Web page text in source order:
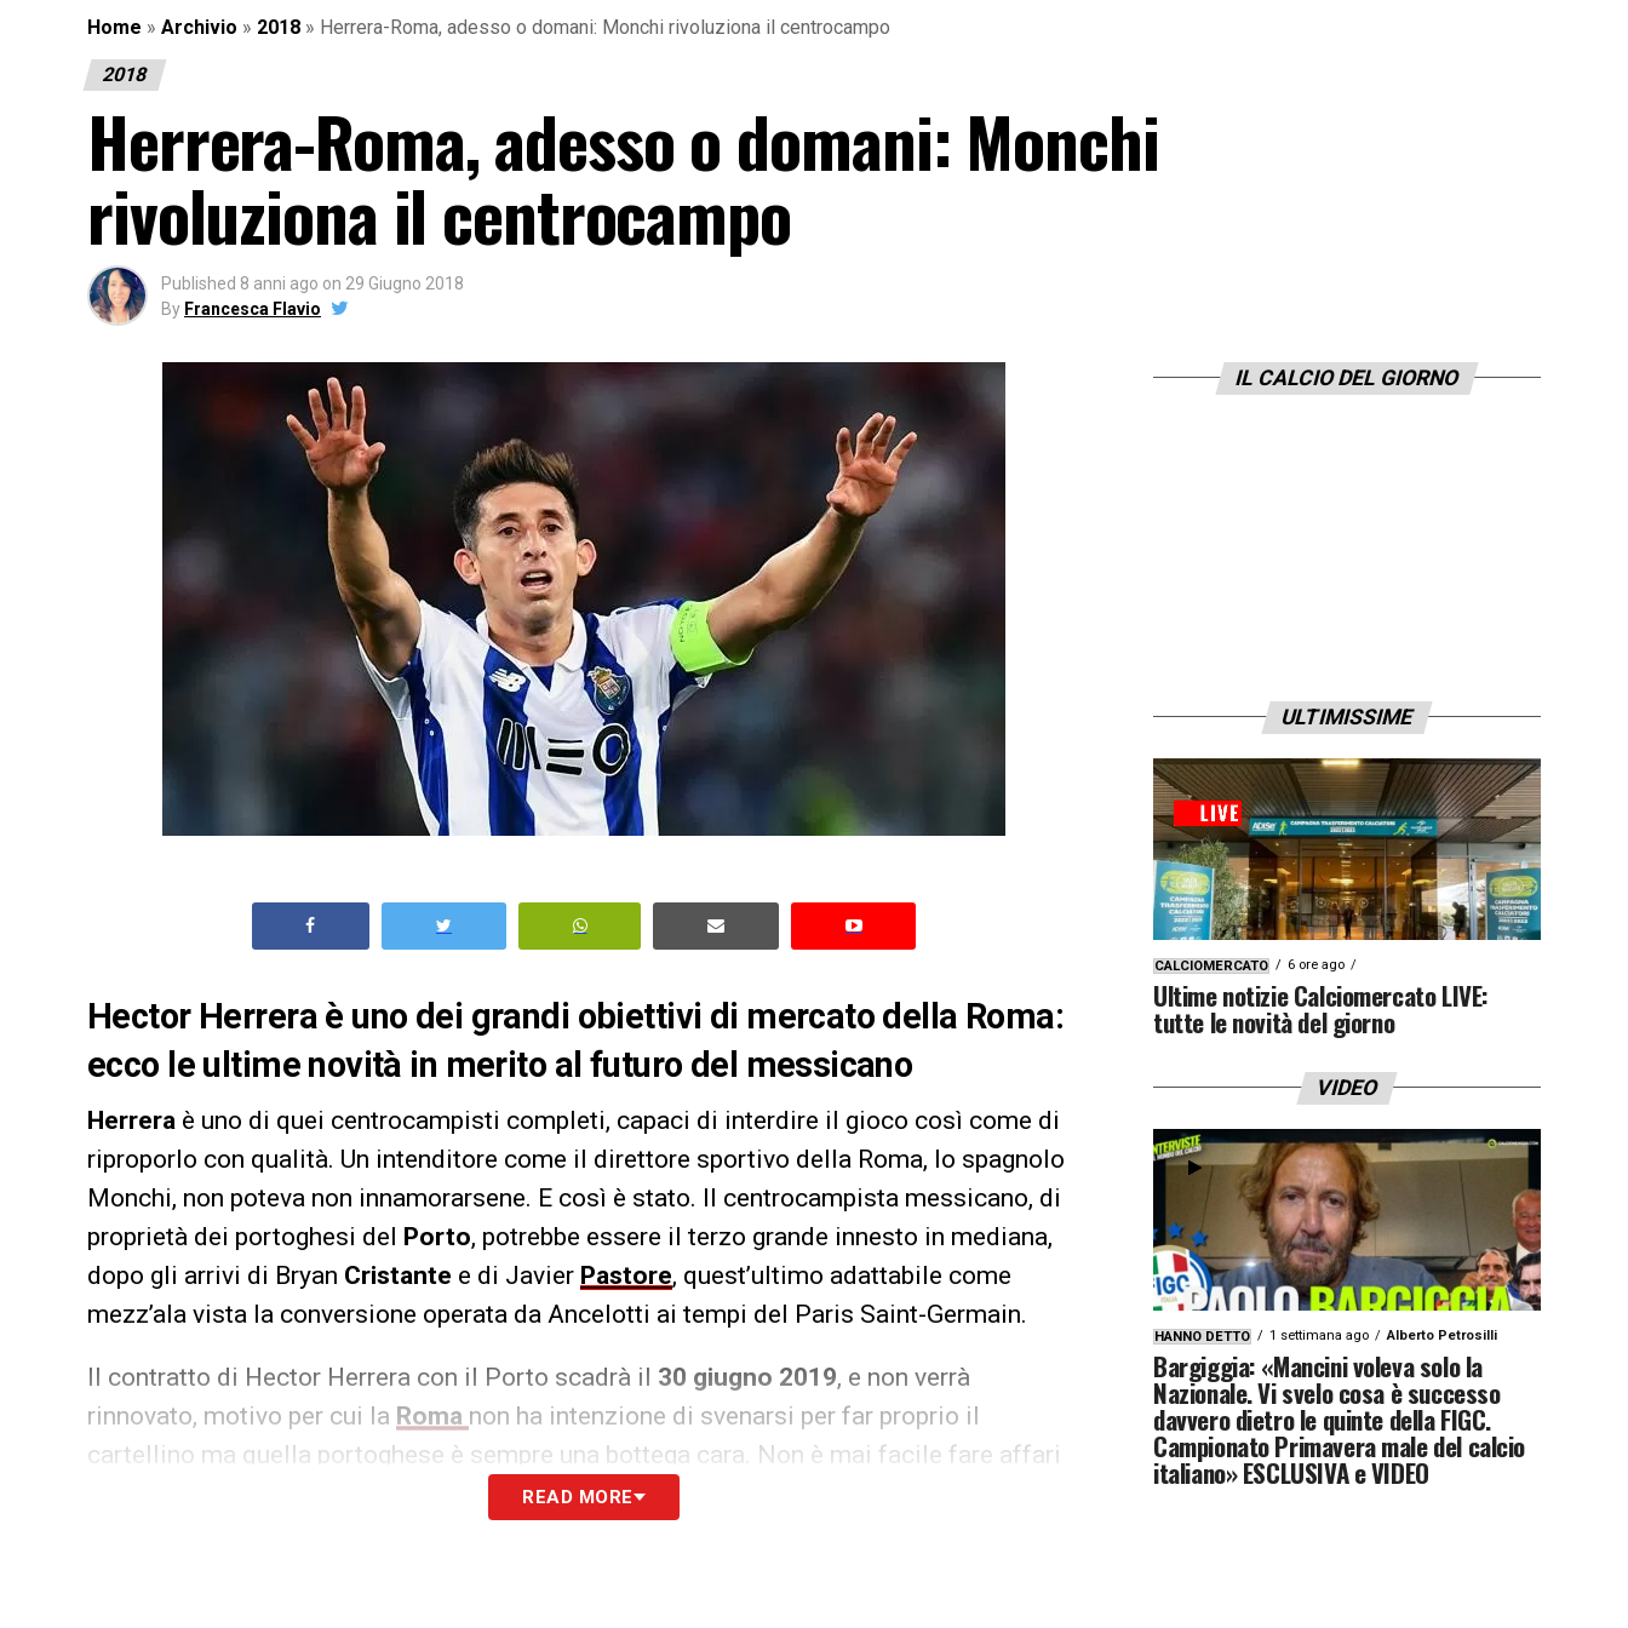
Home » Archivio » 2018 » Herrera-Roma, adesso o domani: Monchi rivoluziona il centrocampo
2018
Herrera-Roma, adesso o domani: Monchi
rivoluziona il centrocampo
Published 8 anni ago on 29 Giugno 2018
By Francesca Flavio
Hector Herrera è uno dei grandi obiettivi di mercato della Roma:
ecco le ultime novità in merito al futuro del messicano
Herrera è uno di quei centrocampisti completi, capaci di interdire il gioco così come di
riproporlo con qualità. Un intenditore come il direttore sportivo della Roma, lo spagnolo
Monchi, non poteva non innamorarsene. E così è stato. Il centrocampista messicano, di
proprietà dei portoghesi del Porto, potrebbe essere il terzo grande innesto in mediana,
dopo gli arrivi di Bryan Cristante e di Javier Pastore, quest’ultimo adattabile come
mezz’ala vista la conversione operata da Ancelotti ai tempi del Paris Saint-Germain.
Il contratto di Hector Herrera con il Porto scadrà il 30 giugno 2019, e non verrà
rinnovato, motivo per cui la Roma non ha intenzione di svenarsi per far proprio il
cartellino ma quella portoghese è sempre una bottega cara. Non è mai facile fare affari
con i lusitani, perciò Monchi, come evidenziato da
READ MORE
IL CALCIO DEL GIORNO
ULTIMISSIME
CALCIOMERCATO 6 ore ago
Ultime notizie Calciomercato LIVE:
tutte le novità del giorno
VIDEO
HANNO DETTO 1 settimana ago Alberto Petrosilli
Bargiggia: «Mancini voleva solo la
Nazionale. Vi svelo cosa è successo
davvero dietro le quinte della FIGC.
Campionato Primavera male del calcio
italiano» ESCLUSIVA e VIDEO